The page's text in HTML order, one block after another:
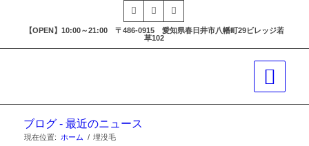
【OPEN】10:00～21:00 〒486-0915 愛知県春日井市八幡町29ビレッジ若
草102
ブログ - 最近のニュース
現在位置: ホーム / 埋没毛